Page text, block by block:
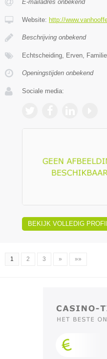
E-mailadres onbekend
Website: http://
Beschrijving onbekend
Echtscheiding, Erven,
Openingstijden onbekend
Sociale media:
BEKIJK VOLLEDIG
1 2 3 » »»